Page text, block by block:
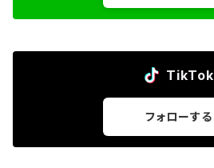
TikTok
フォローする